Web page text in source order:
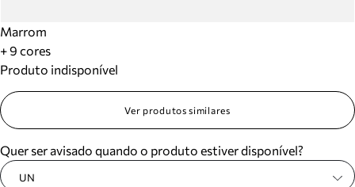
Marrom
+ 9 cores
Produto indisponível
Ver produtos similares
Quer ser avisado quando o produto estiver disponível?
UN